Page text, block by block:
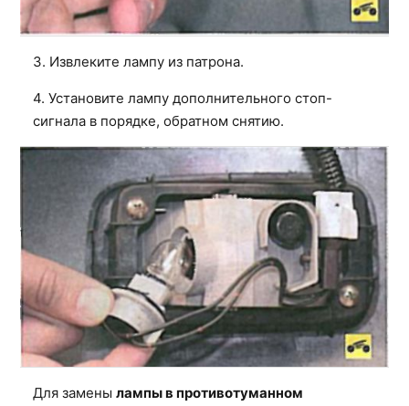
3. Извлеките лампу из патрона.
4. Установите лампу дополнительного стоп-
сигнала в порядке, обратном снятию.
Для замены лампы в противотуманном